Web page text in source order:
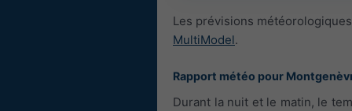
Les prévisions
MultiModel.
Rapport météo pour
Durant la nuit et le matin, le